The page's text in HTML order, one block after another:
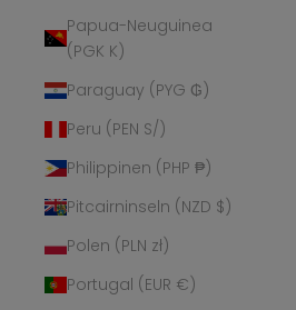
Papua-Neuguinea
(PGK K)
Paraguay (PYG ₲)
Peru (PEN S/)
Philippinen (PHP ₱)
Pitcairninseln (NZD $)
Polen (PLN zł)
Portugal (EUR €)